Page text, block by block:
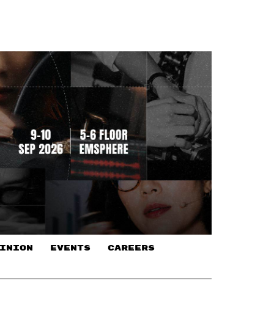
EVENTS CAREERS